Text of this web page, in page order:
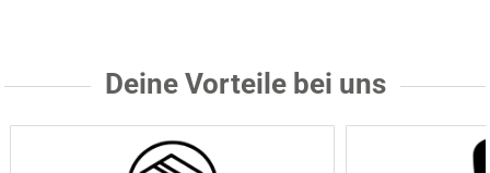
Deine Vorteile bei uns